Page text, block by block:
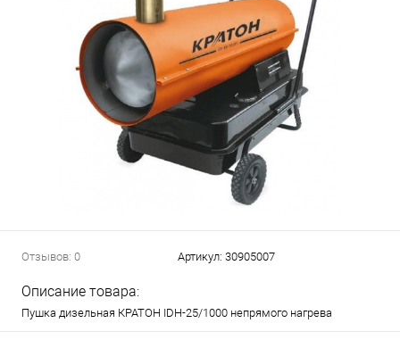
Отзывов: 0 Артикул: 30905007
Описание товара:
Пушка дизельная КРАТОН IDH-25/1000 непрямого нагрева